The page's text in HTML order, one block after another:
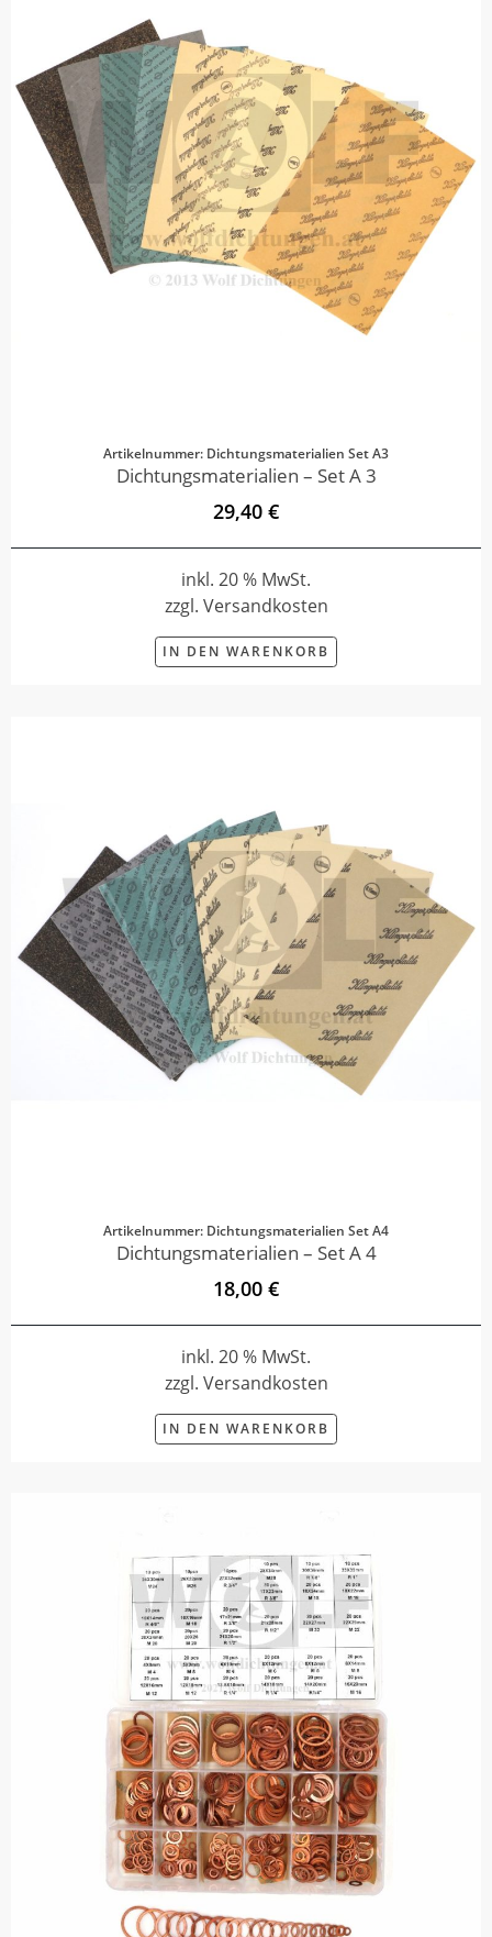
Artikelnummer: Dichtungsmaterialien Set A3
Dichtungsmaterialien – Set A 3
29,40 €
inkl. 20 % MwSt.
zzgl. Versandkosten
IN DEN WARENKORB
Artikelnummer: Dichtungsmaterialien Set A4
Dichtungsmaterialien – Set A 4
18,00 €
inkl. 20 % MwSt.
zzgl. Versandkosten
IN DEN WARENKORB